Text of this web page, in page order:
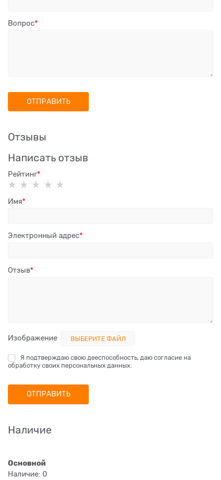
Вопрос
Отзывы
Написать отзыв
Рейтинг
Имя
Электронный адрес
Отзыв
Изображение ВЫБЕРИТЕ ФАЙЛ
Я подтверждаю свою дееспособность, даю согласие на
обработку своих персональных данных.
Наличие
Основной
Наличие: 0